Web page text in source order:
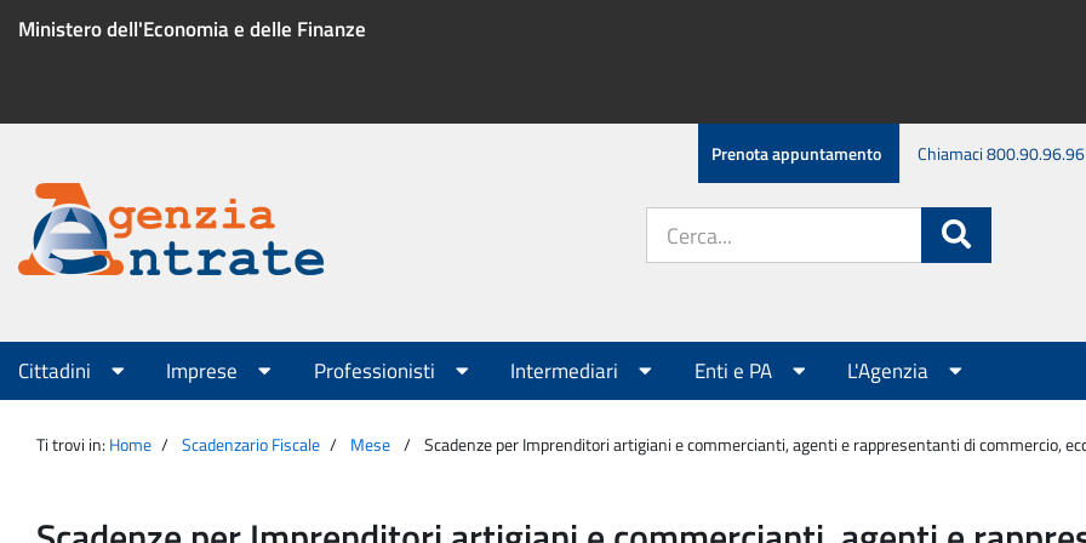
Ministero dell'Economia e delle Finanze
Menu
servizio
Prenota appuntamento Chiamaci 800.90.96.96
Agenzia
Entrate
sito:
Menu
principale
Cittadini Imprese Professionisti Intermediari Enti e PA L'Agenzia
Ti trovi in: Home Scadenzario Fiscale Mese Scadenze per Imprenditori artigiani e commercianti, agenti e rappresentanti di commercio,